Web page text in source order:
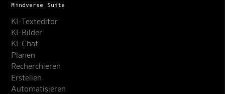
Mindverse Suite
KI-Texteditor
KI-Bilder
KI-Chat
Planen
Recherchieren
Erstellen
Automatisieren